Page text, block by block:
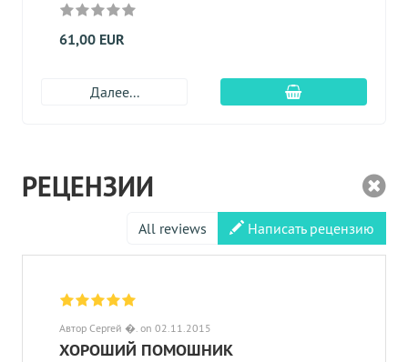
61,00 EUR
Далее... Добавить в
РЕЦЕНЗИИ
All reviews Написать рецензию
Автор Сергей �. on 02.11.2015
ХОРОШИЙ ПОМОШНИК